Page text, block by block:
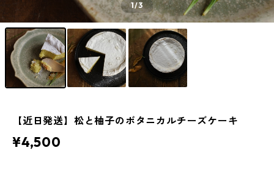
1/3
【近日発送】松と柚子のボタニカルチーズケーキ
¥4,500